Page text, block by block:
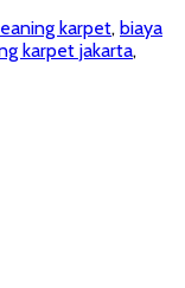
karpet, biaya
karpet jakarta,